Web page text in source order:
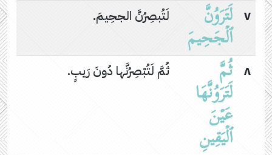
٧ لَتَرَوُنَّ
ٱلۡجَحِیمَ
لَتُبصِرُنَّ الجحِيمَ.
٨ ثُمَّ
لَتَرَوُنَّهَا
عَیۡنَ
ٱلۡیَقِینِ
ثُمَّ لَتُبْصِرُنَّها دُونَ رَيبٍ.